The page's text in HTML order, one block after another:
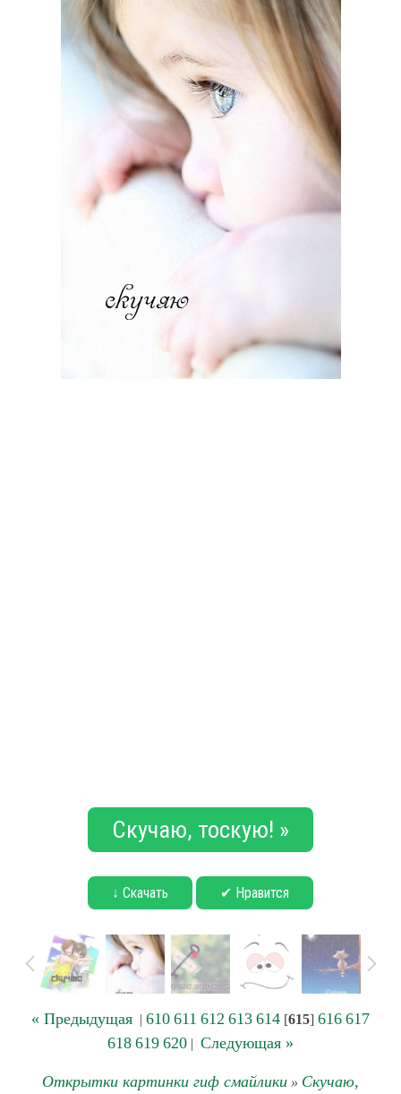
Скучаю, тоскую! »
↓ Скачать ✔ Нравится
« Предыдущая | 610 611 612 613 614 [615] 616 617
618 619 620 | Следующая »
Открытки картинки гиф смайлики » Скучаю,